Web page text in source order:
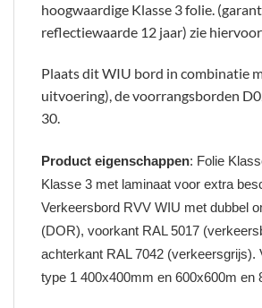
hoogwaardige Klasse 3 folie.
reflectiewaarde 12 jaar) zie hiervoor
Plaats dit WIU bord in combinatie
uitvoering), de voorrangsborden
30.
Product eigenschappen: Folie
Klasse 3 met laminaat voor extra
Verkeersbord RVV WIU met dubbel
(DOR), voorkant RAL 5017
achterkant RAL 7042 (verkeersgrijs).
type 1 400x400mm en 600x600m en